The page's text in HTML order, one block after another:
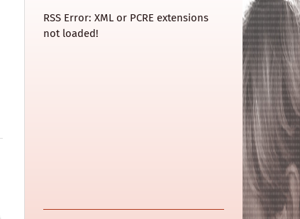
RSS Error: XML or PCRE extensions
not loaded!